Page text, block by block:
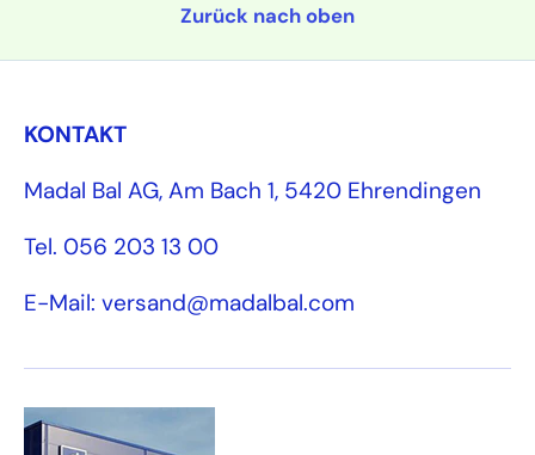
Zurück nach oben
KONTAKT
Madal Bal AG, Am Bach 1, 5420 Ehrendingen
Tel. 056 203 13 00
E-Mail: versand@madalbal.com